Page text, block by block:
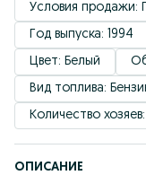
Условия продажи:
Год выпуска: 1994
Цвет: Белый
Вид топлива:
Количество хозяев:
ОПИСАНИЕ